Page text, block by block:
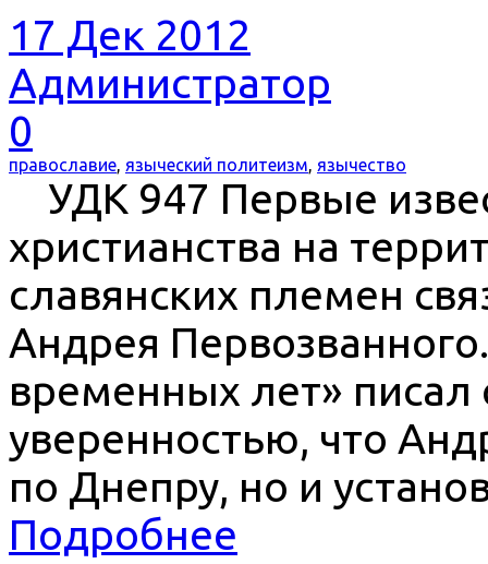
17 Дек 2012
Администратор
0
православие языческий политеизм язычество
УДК 947 Первые
христианства на
славянских племен
Андрея
временных лет» писал
уверенностью, что
по Днепру, но и
Подробнее